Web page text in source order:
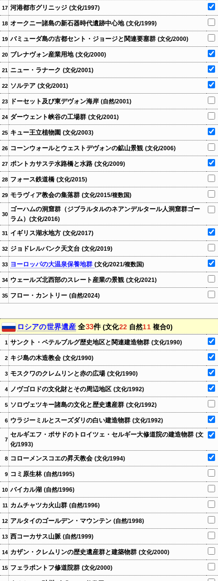
17 河港都市グリニッジ (文化/1997)
18 オークニー諸島の新石器時代遺跡中心地 (文化/1999)
19 バミューダ島の古都セント・ジョージと関連要塞群 (文化/2000)
20 ブレナヴォン産業用地 (文化/2000)
21 ニュー・ラナーク (文化/2001)
22 ソルテア (文化/2001)
23 ドーセット及び東デヴォン海岸 (自然/2001)
24 ダーウェント峡谷の工場群 (文化/2001)
25 キュー王立植物園 (文化/2003)
26 コーンウォールとウェストデヴォンの鉱山景観 (文化/2006)
27 ポントカサステ水路橋と水路 (文化/2009)
28 フォース鉄道橋 (文化/2015)
29 モラヴィア教会の集落群 (文化/2015/複数国)
30
ゴーハムの洞窟群（ジブラルタルのネアンデルタール人洞窟群ゴー
ラム） (文化/2016)
31 イギリス湖水地方 (文化/2017)
32 ジョドレルバンク天文台 (文化/2019)
33 ヨーロッパの大温泉保養地群 (文化/2021/複数国)
34 ウェールズ北西部のスレート産業の景観 (文化/2021)
35 フロー・カントリー (自然/2024)
ロシアの世界遺産 全33件(文化22自然11複合0)
1 サンクト・ペテルブルグ歴史地区と関連建造物群 (文化/1990)
2 キジ島の木造教会 (文化/1990)
3 モスクワのクレムリンと赤の広場 (文化/1990)
4 ノヴゴロドの文化財とその周辺地区 (文化/1992)
5 ソロヴェツキー諸島の文化と歴史遺産群 (文化/1992)
6 ウラジーミルとスーズダリの白い建造物群 (文化/1992)
7
セルギエフ・ポサドのトロイツェ・セルギー大修道院の建造物群 (文
化/1993)
8 コローメンスコエの昇天教会 (文化/1994)
9 コミ原生林 (自然/1995)
10 バイカル湖 (自然/1996)
11 カムチャツカ火山群 (自然/1996)
12 アルタイのゴールデン・マウンテン (自然/1998)
13 西コーカサス山脈 (自然/1999)
14 カザン・クレムリンの歴史遺産群と建築物群 (文化/2000)
15 フェラポントフ修道院群 (文化/2000)